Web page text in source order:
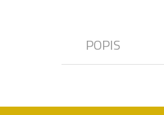
POPIS